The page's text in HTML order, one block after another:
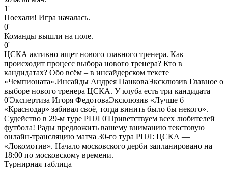
1'
Поехали! Игра началась.
0'
Команды вышли на поле.
0'
ЦСКА активно ищет нового главного тренера. Как
происходит процесс выбора нового тренера? Кто в
кандидатах? Обо всём – в инсайдерском тексте
«Чемпионата».Инсайды Андрея ПанковаЭксклюзив Главное о
выборе нового тренера ЦСКА. У клуба есть три кандидата
0'Экспертиза Игоря ФедотоваЭксклюзив «Лучше б
«Краснодар» забивал своё, тогда винить было бы некого».
Судейство в 29-м туре РПЛ 0'Приветствуем всех любителей
футбола! Рады предложить вашему вниманию текстовую
онлайн-трансляцию матча 30-го тура РПЛ: ЦСКА —
«Локомотив». Начало московского дерби запланировано на
18:00 по московскому времени.
Турнирная таблица